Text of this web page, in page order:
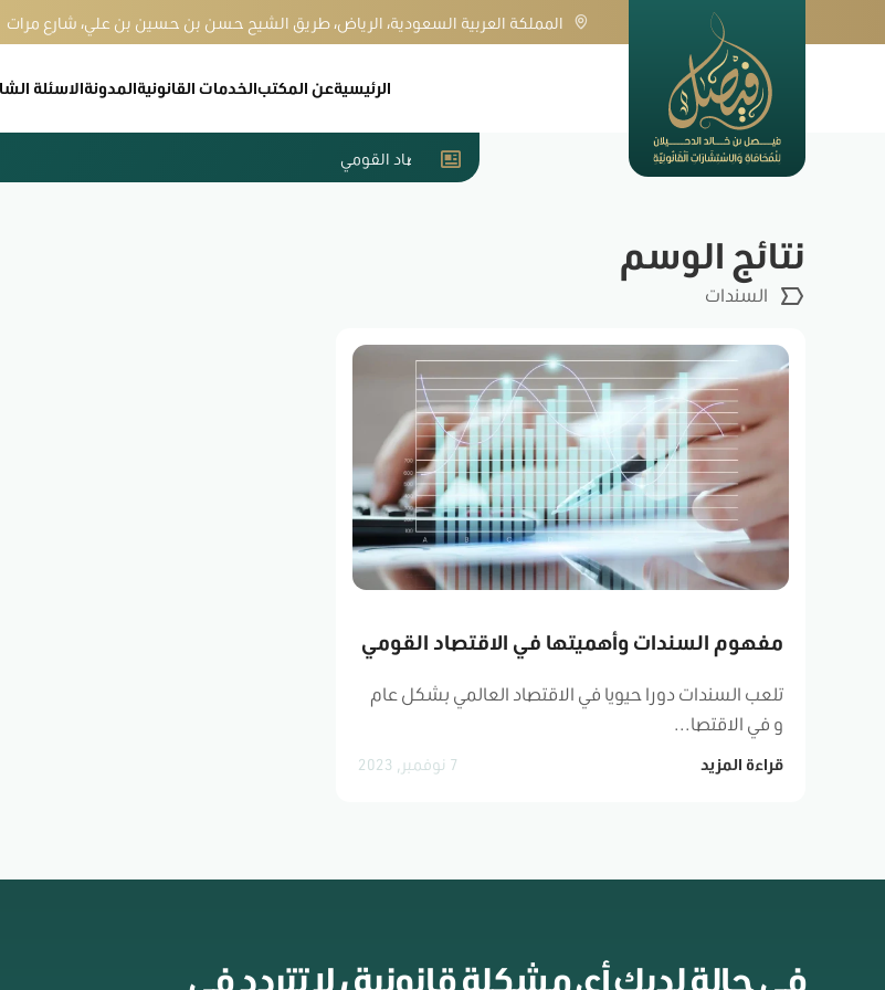
المملكة العربية السعودية، الرياض، طريق الشيح حسن بن حسين بن علي، شارع مرات
الرئيسيةعن المكتبالخدمات القانونيةالمدونةالاسئلة
مفهوم السندات وأهميتها في الاقتصاد القومي
نتائج الوسم
السندات
مفهوم السندات وأهميتها في الاقتصاد القومي
تلعب السندات دورا حيويا في الاقتصاد العالمي بشكل عام
و في الاقتصا...
قراءة المزيد 7 نوفمبر, 2023
في حالة لديك أي مشكلة قانونية ، لا تتردد في